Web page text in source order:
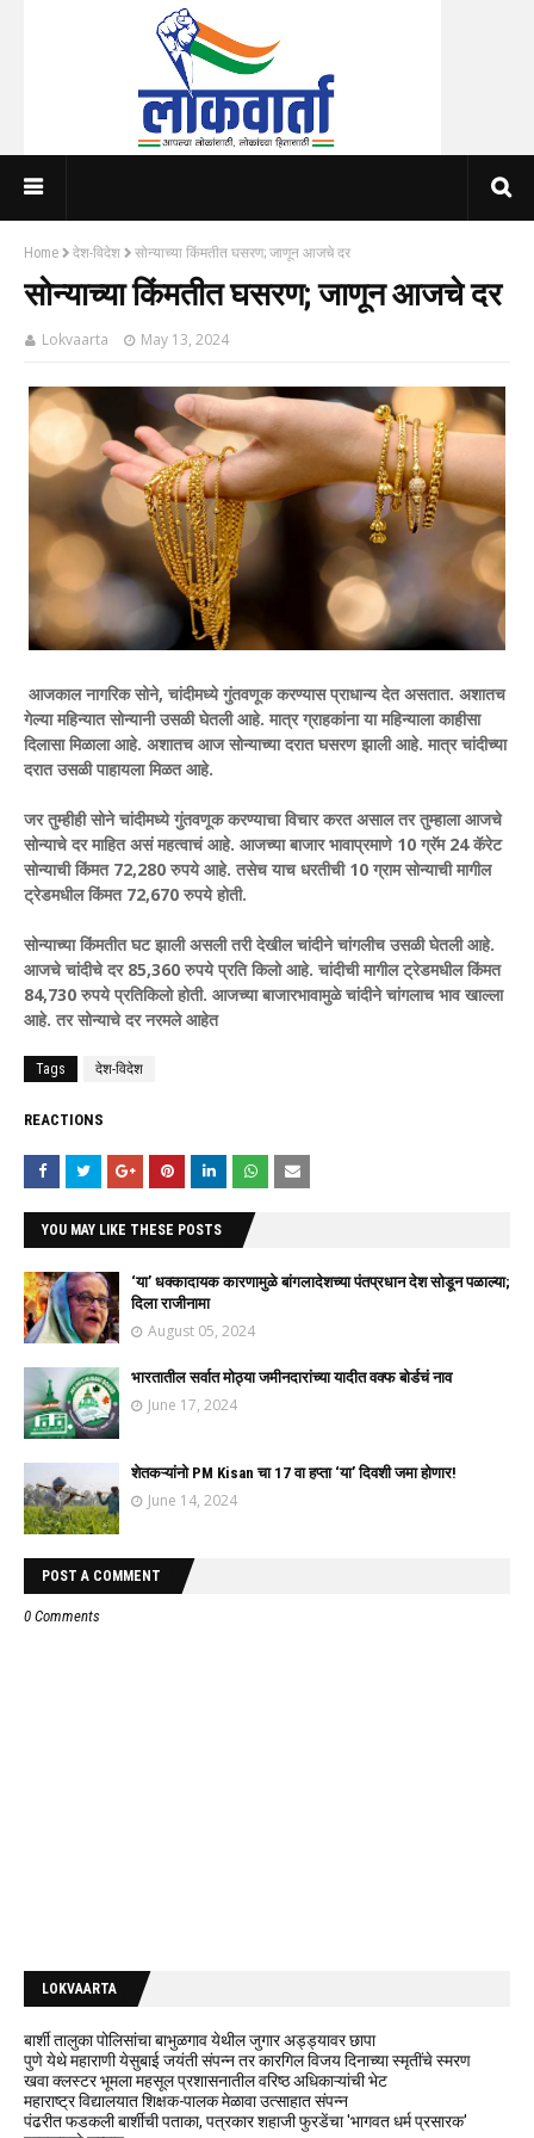
Home देश-विदेश सोन्याच्या किंमतीत घसरण; जाणून आजचे दर
सोन्याच्या किंमतीत घसरण; जाणून आजचे दर
Lokvaarta May 13, 2024
आजकाल नागरिक सोने, चांदीमध्ये गुंतवणूक करण्यास प्राधान्य देत असतात. अशातच
गेल्या महिन्यात सोन्यानी उसळी घेतली आहे. मात्र ग्राहकांना या महिन्याला काहीसा
दिलासा मिळाला आहे. अशातच आज सोन्याच्या दरात घसरण झाली आहे. मात्र चांदीच्या
दरात उसळी पाहायला मिळत आहे.
जर तुम्हीही सोने चांदीमध्ये गुंतवणूक करण्याचा विचार करत असाल तर तुम्हाला आजचे
सोन्याचे दर माहित असं महत्वाचं आहे. आजच्या बाजार भावाप्रमाणे 10 ग्रॅम 24 कॅरेट
सोन्याची किंमत 72,280 रुपये आहे. तसेच याच धरतीची 10 ग्राम सोन्याची मागील
ट्रेडमधील किंमत 72,670 रुपये होती.
सोन्याच्या किंमतीत घट झाली असली तरी देखील चांदीने चांगलीच उसळी घेतली आहे.
आजचे चांदीचे दर 85,360 रुपये प्रति किलो आहे. चांदीची मागील ट्रेडमधील किंमत
84,730 रुपये प्रतिकिलो होती. आजच्या बाजारभावामुळे चांदीने चांगलाच भाव खाल्ला
आहे. तर सोन्याचे दर नरमले आहेत
Tags देश-विदेश
REACTIONS
YOU MAY LIKE THESE POSTS
‘या’ धक्कादायक कारणामुळे बांगलादेशच्या पंतप्रधान देश सोडून पळाल्या;
दिला राजीनामा
August 05, 2024
भारतातील सर्वात मोठ्या जमीनदारांच्या यादीत वक्फ बोर्डचं नाव
June 17, 2024
शेतकऱ्यांनो PM Kisan चा 17 वा हप्ता ‘या’ दिवशी जमा होणार!
June 14, 2024
POST A COMMENT
0 Comments
LOKVAARTA
बार्शी तालुका पोलिसांचा बाभुळगाव येथील जुगार अड्ड्यावर छापा
पुणे येथे महाराणी येसुबाई जयंती संपन्न तर कारगिल विजय दिनाच्या स्मृतींचे स्मरण
खवा क्लस्टर भूमला महसूल प्रशासनातील वरिष्ठ अधिकाऱ्यांची भेट
महाराष्ट्र विद्यालयात शिक्षक-पालक मेळावा उत्साहात संपन्न
पंढरीत फडकली बार्शीची पताका, पत्रकार शहाजी फुरडेंचा 'भागवत धर्म प्रसारक'